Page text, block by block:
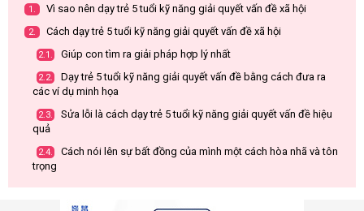
1. Vì sao nên dạy trẻ 5 tuổi kỹ năng giải quyết vấn đề xã hội
2. Cách dạy trẻ 5 tuổi kỹ năng giải quyết vấn đề xã hội
2.1. Giúp con tìm ra giải pháp hợp lý nhất
2.2.
Dạy trẻ 5 tuổi kỹ năng giải quyết vấn đề bằng cách đưa ra
các ví dụ minh họa
2.3.
Sửa lỗi là cách dạy trẻ 5 tuổi kỹ năng giải quyết vấn đề hiệu
quả
2.4.
Cách nói lên sự bất đồng của mình một cách hòa nhã và tôn
trọng